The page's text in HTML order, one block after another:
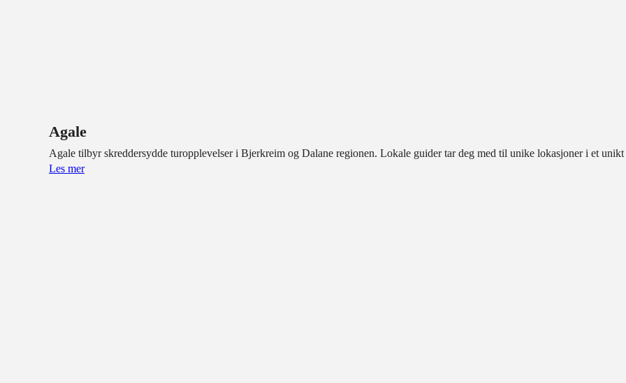
Agale
Agale tilbyr skreddersydde turopplevelser i Bjerkreim og Dalane regionen. Lokale guider tar deg med til unike lokasjoner i et
Les mer